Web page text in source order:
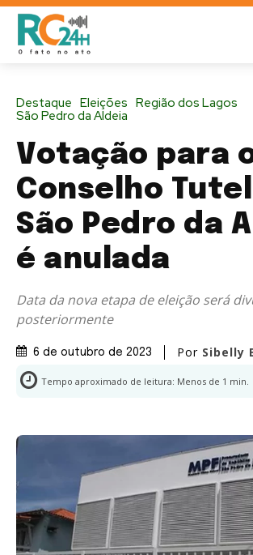
Destaque Eleições Região dos Lagos
São Pedro da Aldeia
Votação para
Conselho
São Pedro da
é anulada
Data da nova etapa de eleição será
posteriormente
6 de outubro de 2023 Por Sibelly
Tempo aproximado de leitura: Menos de 1 min.